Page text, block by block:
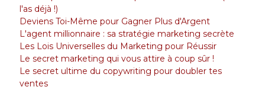
l'as déjà !)
Deviens Toi-Même pour Gagner Plus d'Argent
L'agent millionnaire : sa stratégie marketing secrète
Les Lois Universelles du Marketing pour Réussir
Le secret marketing qui vous attire à coup sûr !
Le secret ultime du copywriting pour doubler tes
ventes